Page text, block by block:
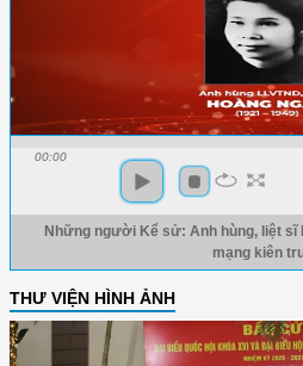
00:00
Những người Kể sử: Anh hùng, liệt sĩ
mạng kiên
THƯ VIỆN HÌNH ẢNH